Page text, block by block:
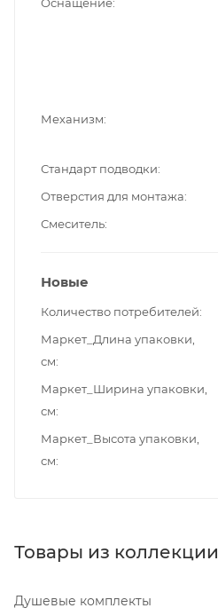
Механизм
Стандарт подводки
Отверстия для монтажа
Смеситель
Новые
Количество потребителей
Маркет_Длина упаковки,
см
Маркет_Ширина упаковки,
см
Маркет_Высота упаковки,
см
Товары из коллекции
Душевые комплекты